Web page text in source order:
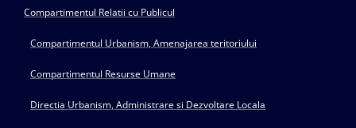
Compartimentul Relatii cu Publicul
Compartimentul Urbanism, Amenajarea teritoriului
Compartimentul Resurse Umane
Directia Urbanism, Administrare si Dezvoltare Locala